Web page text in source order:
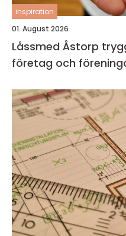
inspiration
01. August 2026
Låssmed Åstorp trygg säkerhet för hem,
företag och